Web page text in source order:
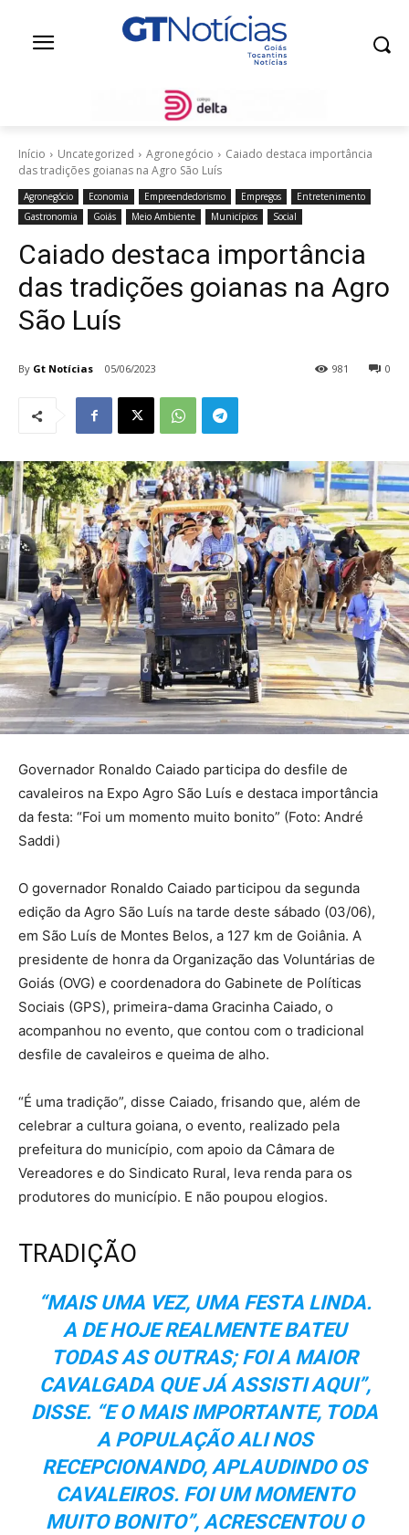
Início Uncategorized Agronegócio
Caiado destaca importância
das tradições goianas na Agro São Luís
Agronegócio Economia Empreendedorismo Empregos
Entretenimento
Gastronomia
Goiás Meio Ambiente Municípios Social
Caiado destaca importância
das tradições goianas na Agro
São Luís
By Gt Notícias 05/06/2023 0
981
Governador Ronaldo Caiado participa do desfile de
cavaleiros na Expo Agro São Luís e destaca importância
da festa: “Foi um momento muito bonito” (Foto: André
Saddi)
O governador Ronaldo Caiado participou da segunda
edição da Agro São Luís na tarde deste sábado (03/06),
em São Luís de Montes Belos, a 127 km de Goiânia. A
presidente de honra da Organização das Voluntárias de
Goiás (OVG) e coordenadora do Gabinete de Políticas
Sociais (GPS), primeira-dama Gracinha Caiado, o
acompanhou no evento, que contou com o tradicional
desfile de cavaleiros e queima de alho.
“É uma tradição”, disse Caiado, frisando que, além de
celebrar a cultura goiana, o evento, realizado pela
prefeitura do município, com apoio da Câmara de
Vereadores e do Sindicato Rural, leva renda para os
produtores do município. E não poupou elogios.
TRADIÇÃO
“MAIS UMA VEZ, UMA FESTA LINDA.
A DE HOJE REALMENTE BATEU
TODAS AS OUTRAS; FOI A MAIOR
CAVALGADA QUE JÁ ASSISTI AQUI”,
DISSE. “E O MAIS IMPORTANTE, TODA
A POPULAÇÃO ALI NOS
RECEPCIONANDO, APLAUDINDO OS
CAVALEIROS. FOI UM MOMENTO
MUITO BONITO”, ACRESCENTOU O